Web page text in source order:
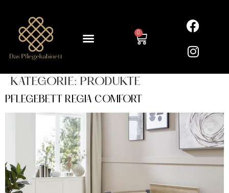
0
KATEGORIE: PRODUKTE
PFLEGEBETT REGIA COMFORT